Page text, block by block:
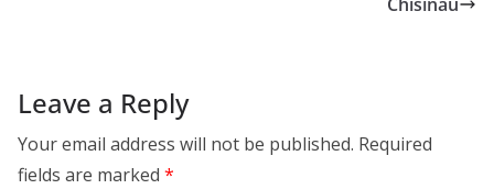
Leave a Reply
Your email address will not be published. Required
fields are marked *